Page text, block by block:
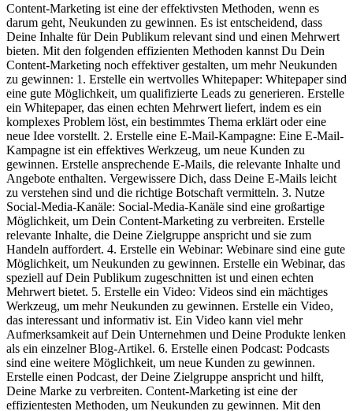
Content-Marketing ist eine der effektivsten Methoden, wenn es
darum geht, Neukunden zu gewinnen. Es ist entscheidend, dass
Deine Inhalte für Dein Publikum relevant sind und einen Mehrwert
bieten. Mit den folgenden effizienten Methoden kannst Du Dein
Content-Marketing noch effektiver gestalten, um mehr Neukunden
zu gewinnen: 1. Erstelle ein wertvolles Whitepaper: Whitepaper sind
eine gute Möglichkeit, um qualifizierte Leads zu generieren. Erstelle
ein Whitepaper, das einen echten Mehrwert liefert, indem es ein
komplexes Problem löst, ein bestimmtes Thema erklärt oder eine
neue Idee vorstellt. 2. Erstelle eine E-Mail-Kampagne: Eine E-Mail-
Kampagne ist ein effektives Werkzeug, um neue Kunden zu
gewinnen. Erstelle ansprechende E-Mails, die relevante Inhalte und
Angebote enthalten. Vergewissere Dich, dass Deine E-Mails leicht
zu verstehen sind und die richtige Botschaft vermitteln. 3. Nutze
Social-Media-Kanäle: Social-Media-Kanäle sind eine großartige
Möglichkeit, um Dein Content-Marketing zu verbreiten. Erstelle
relevante Inhalte, die Deine Zielgruppe anspricht und sie zum
Handeln auffordert. 4. Erstelle ein Webinar: Webinare sind eine gute
Möglichkeit, um Neukunden zu gewinnen. Erstelle ein Webinar, das
speziell auf Dein Publikum zugeschnitten ist und einen echten
Mehrwert bietet. 5. Erstelle ein Video: Videos sind ein mächtiges
Werkzeug, um mehr Neukunden zu gewinnen. Erstelle ein Video,
das interessant und informativ ist. Ein Video kann viel mehr
Aufmerksamkeit auf Dein Unternehmen und Deine Produkte lenken
als ein einzelner Blog-Artikel. 6. Erstelle einen Podcast: Podcasts
sind eine weitere Möglichkeit, um neue Kunden zu gewinnen.
Erstelle einen Podcast, der Deine Zielgruppe anspricht und hilft,
Deine Marke zu verbreiten. Content-Marketing ist eine der
effizientesten Methoden, um Neukunden zu gewinnen. Mit den